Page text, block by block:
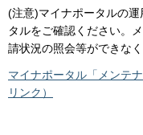
(注意)マイナポータルの
タルをご確認ください。
請状況の照会等ができな
マイナポータル「メンテ
リンク）